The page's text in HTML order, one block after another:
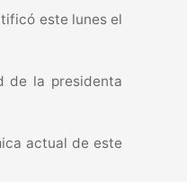
este lunes el
de la presidenta
actual de este